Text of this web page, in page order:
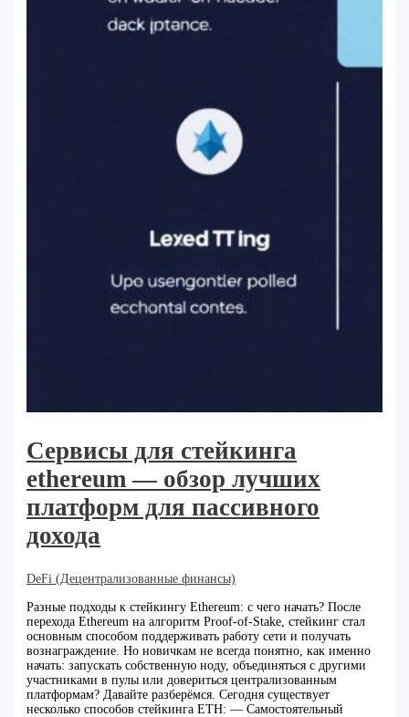
Сервисы для стейкинга
ethereum — обзор лучших
платформ для пассивного
дохода
DeFi (Децентрализованные финансы)
Разные подходы к стейкингу Ethereum: с чего начать? После
перехода Ethereum на алгоритм Proof-of-Stake, стейкинг стал
основным способом поддерживать работу сети и получать
вознаграждение. Но новичкам не всегда понятно, как именно
начать: запускать собственную ноду, объединяться с другими
участниками в пулы или довериться централизованным
платформам? Давайте разберёмся. Сегодня существует
несколько способов стейкинга ETH: — Самостоятельный